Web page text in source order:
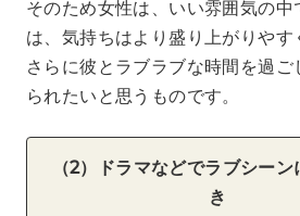
そのため女性は、いい雰囲気の
は、気持ちはより盛り上がりやす
さらに彼とラブラブな時間を過
られたいと思うものです。
（2）ドラマなどでラブシーン
き